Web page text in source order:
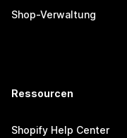
Shop-Verwaltung
Ressourcen
Shopify Help Center